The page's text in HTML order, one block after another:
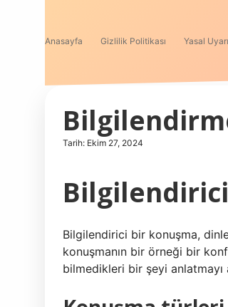
Anasayfa Gizlilik Politikası Yasal Uyarı
Tarih: Ekim 27, 2024
Bilgilendirici bir konuşma,
konuşmanın bir örneği bir
bilmedikleri bir şeyi